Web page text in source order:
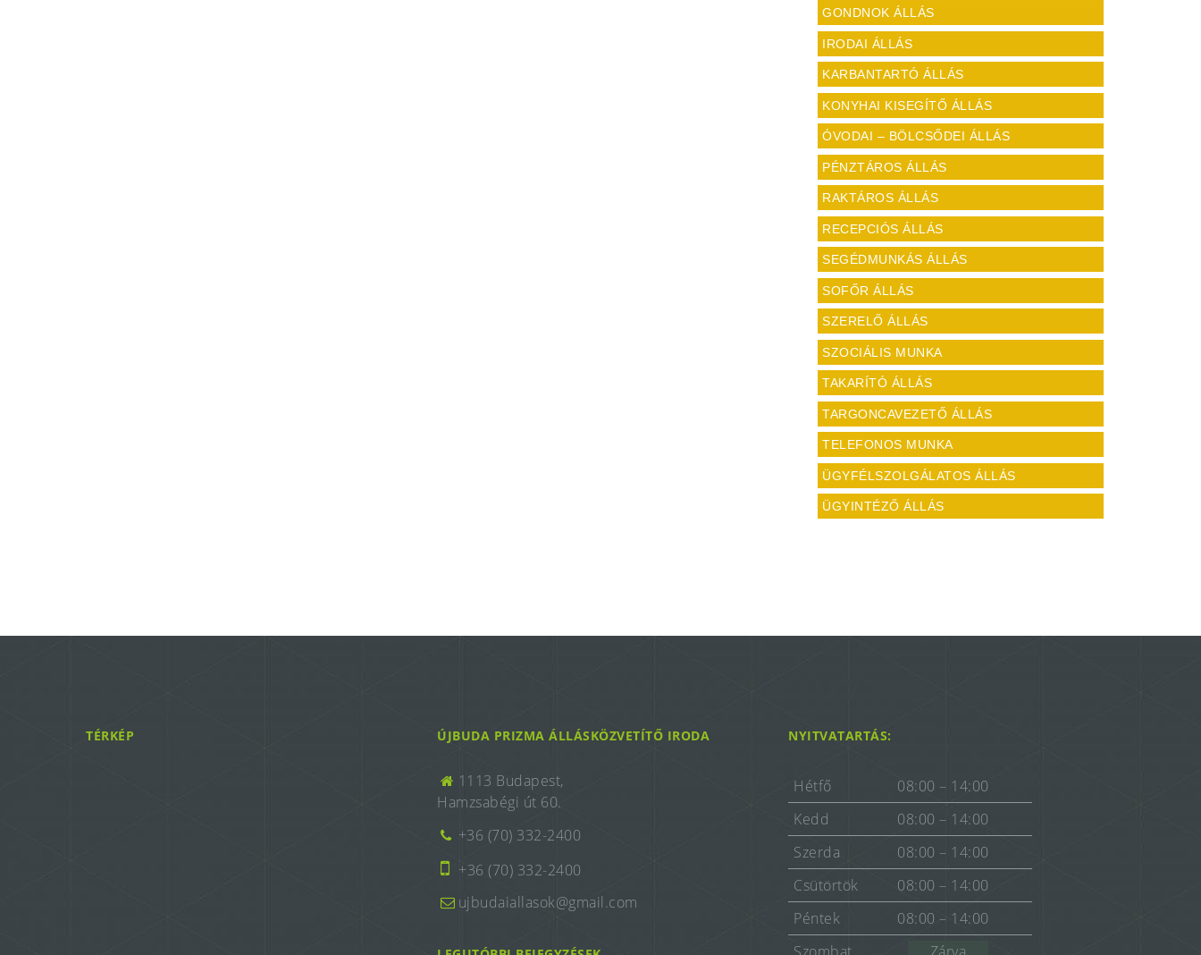
GONDNOK ÁLLÁS
IRODAI ÁLLÁS
KARBANTARTÓ ÁLLÁS
KONYHAI KISEGÍTŐ ÁLLÁS
ÓVODAI – BÖLCSŐDEI ÁLLÁS
PÉNZTÁROS ÁLLÁS
RAKTÁROS ÁLLÁS
RECEPCIÓS ÁLLÁS
SEGÉDMUNKÁS ÁLLÁS
SOFŐR ÁLLÁS
SZERELŐ ÁLLÁS
SZOCIÁLIS MUNKA
TAKARÍTÓ ÁLLÁS
TARGONCAVEZETŐ ÁLLÁS
TELEFONOS MUNKA
ÜGYFÉLSZOLGÁLATOS ÁLLÁS
ÜGYINTÉZŐ ÁLLÁS
TÉRKÉP ÚJBUDA PRIZMA ÁLLÁSKÖZVETÍTŐ IRODA
1113 Budapest,
Hamzsabégi út 60.
+36 (70) 332-2400
+36 (70) 332-2400
ujbudaiallasok@gmail.com
NYITVATARTÁS:
Hétfő
08:00 – 14:00
Kedd
08:00 – 14:00
Szerda
08:00 – 14:00
Csütörtök
08:00 – 14:00
Péntek
08:00 – 14:00